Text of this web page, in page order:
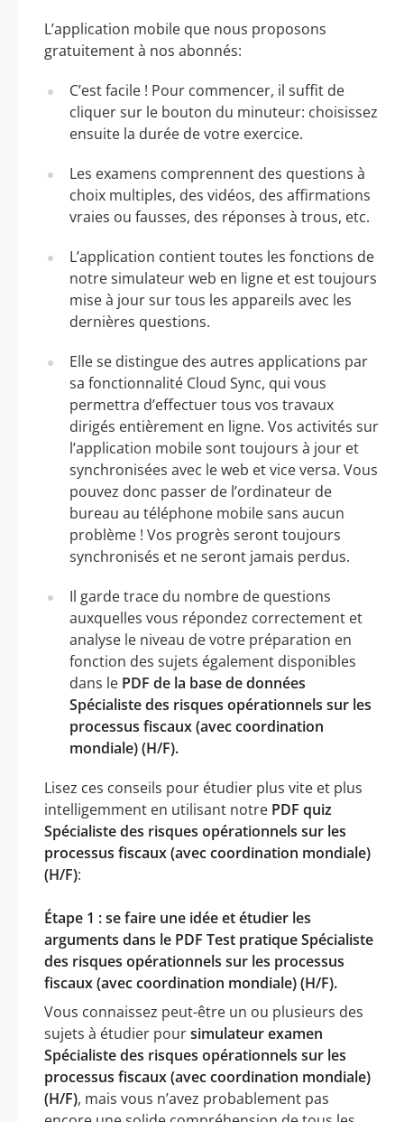
L’application mobile que nous proposons
gratuitement à nos abonnés:
C’est facile ! Pour commencer, il suffit de
cliquer sur le bouton du minuteur: choisissez
ensuite la durée de votre exercice.
Les examens comprennent des questions à
choix multiples, des vidéos, des affirmations
vraies ou fausses, des réponses à trous, etc.
L’application contient toutes les fonctions de
notre simulateur web en ligne et est toujours
mise à jour sur tous les appareils avec les
dernières questions.
Elle se distingue des autres applications par
sa fonctionnalité Cloud Sync, qui vous
permettra d’effectuer tous vos travaux
dirigés entièrement en ligne. Vos activités sur
l’application mobile sont toujours à jour et
synchronisées avec le web et vice versa. Vous
pouvez donc passer de l’ordinateur de
bureau au téléphone mobile sans aucun
problème ! Vos progrès seront toujours
synchronisés et ne seront jamais perdus.
Il garde trace du nombre de questions
auxquelles vous répondez correctement et
analyse le niveau de votre préparation en
fonction des sujets également disponibles
dans le PDF de la base de données
Spécialiste des risques opérationnels sur les
processus fiscaux (avec coordination
mondiale) (H/F).
Lisez ces conseils pour étudier plus vite et plus
intelligemment en utilisant notre PDF quiz
Spécialiste des risques opérationnels sur les
processus fiscaux (avec coordination mondiale)
(H/F):
Étape 1 : se faire une idée et étudier les
arguments dans le PDF Test pratique Spécialiste
des risques opérationnels sur les processus
fiscaux (avec coordination mondiale) (H/F).
Vous connaissez peut-être un ou plusieurs des
sujets à étudier poursimulateur examen
Spécialiste des risques opérationnels sur les
processus fiscaux (avec coordination mondiale)
(H/F), mais vous n’avez probablement pas